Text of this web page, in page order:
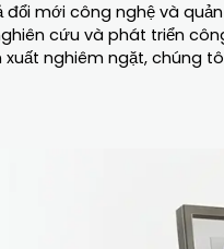
mới công nghệ và
cứu và phát triển
xuất nghiêm ngặt, chúng